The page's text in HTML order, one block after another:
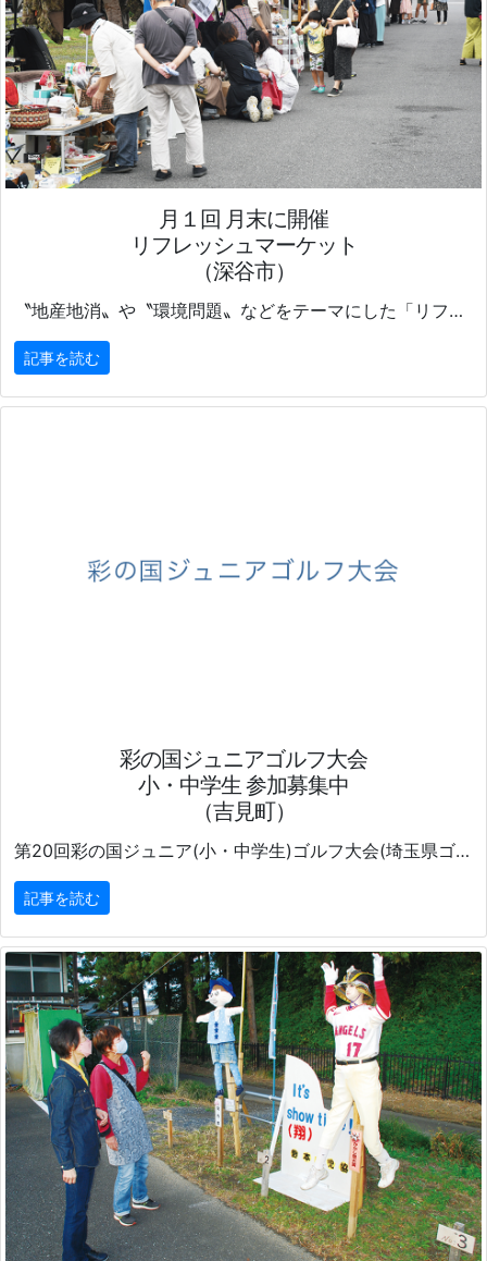
月１回 月末に開催
リフレッシュマーケット
（深谷市）
〝地産地消〟や〝環境問題〟などをテーマにした「リフレッシュマーケット」が、雑貨店ハーズクラシエ
記事を読む
彩の国ジュニアゴルフ大会
小・中学生 参加募集中
（吉見町）
第20回彩の国ジュニア(小・中学生)ゴルフ大会(埼玉県ゴルフ練習場連盟主催、読売新聞東京本社・埼玉県連合読売会・報知新聞社ほか後援)が12月26日(木)、吉見町の吉見ゴルフ場で開催される。
記事を読む